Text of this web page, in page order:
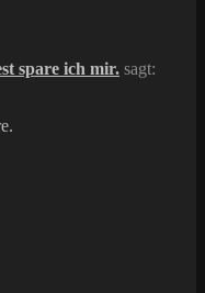
spare ich mir. sagt: